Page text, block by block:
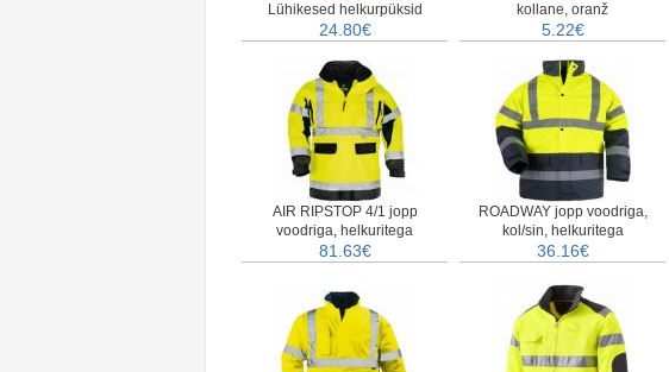
Lühikesed helkurpüksid
24.80€
kollane, oranž
5.22€
AIR RIPSTOP 4/1 jopp
voodriga, helkuritega
81.63€
ROADWAY jopp voodriga,
kol/sin, helkuritega
36.16€